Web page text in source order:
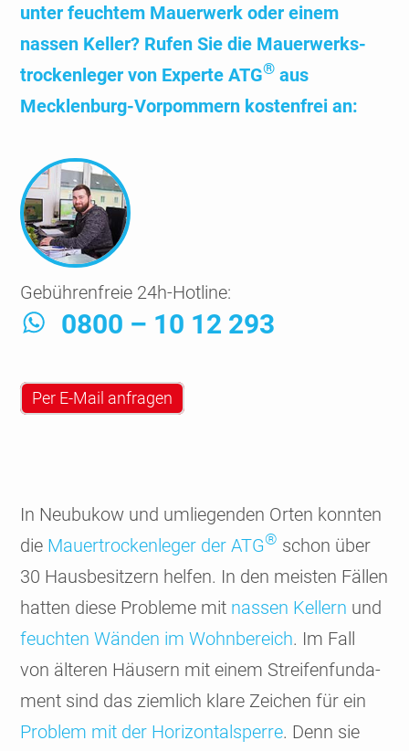
unter feuchtem Mauer­werk oder einem
nassen Keller? Rufen Sie die Mauer­werks­
trocken­leger von Experte ATG® aus
Mecklen­burg-Vorpom­mern kosten­frei an:
Gebührenfreie 24h-Hotline:
0800 – 10 12 293
Per E-Mail anfragen
In Neubukow und umlie­genden Orten konnten
die Mauer­trocken­leger der ATG® schon über
30 Hausbe­sitzern helfen. In den meisten Fällen
hatten diese Probleme mit nassen Kellern und
feuchten Wänden im Wohn­bereich. Im Fall
von älteren Häusern mit einem Streifen­funda­
ment sind das ziemlich klare Zeichen für ein
Problem mit der Hori­zontal­sperre. Denn sie